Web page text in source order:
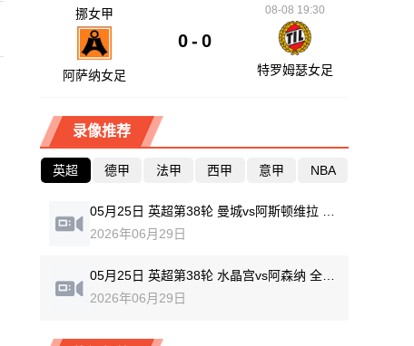
挪女甲
阿萨纳女足
0 - 0
08-08 19:30
特罗姆瑟女足
录像推荐
英超 德甲 法甲 西甲 意甲 NBA
2026年06月29日
05月25日 英超第38轮 水晶宫vs阿森纳 全场录像回放
2026年06月29日